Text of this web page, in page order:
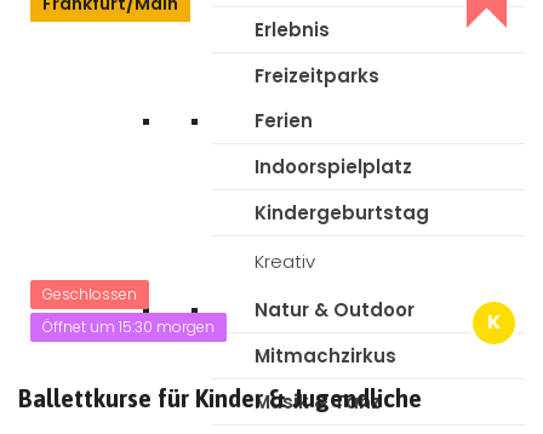
Erlebnis
Freizeitparks
Ferien
Indoorspielplatz
Kindergeburtstag
Kreativ
Natur & Outdoor
Mitmachzirkus
Musik & Tanz
K
Geschlossen
Öffnet um 15:30 morgen
Ballettkurse für Kinder & Jugendliche